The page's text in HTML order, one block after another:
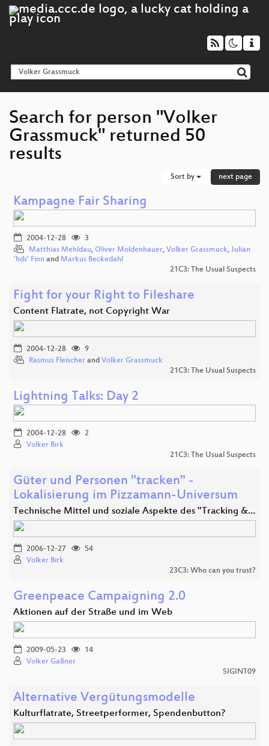
Search for person "Volker
Grassmuck" returned 50
results
Sort by next page
Kampagne Fair Sharing
2004-12-28
3
Matthias Mehldau, Oliver Moldenhauer, Volker Grassmuck, Julian
'hds' Finn and Markus Beckedahl
21C3: The Usual Suspects
Fight for your Right to Fileshare
Content Flatrate, not Copyright War
2004-12-28
9
Rasmus Fleischer and Volker Grassmuck
21C3: The Usual Suspects
Lightning Talks: Day 2
2004-12-28
2
Volker Birk
21C3: The Usual Suspects
Güter und Personen "tracken" -
Lokalisierung im Pizzamann-Universum
Technische Mittel und soziale Aspekte des "Tracking &…
2006-12-27
54
Volker Birk
23C3: Who can you trust?
Greenpeace Campaigning 2.0
Aktionen auf der Straße und im Web
2009-05-23
14
Volker Gaßner
SIGINT09
Alternative Vergütungsmodelle
Kulturflatrate, Streetperformer, Spendenbutton?